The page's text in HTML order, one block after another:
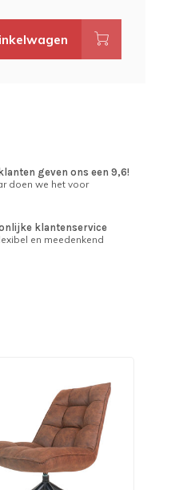
geven ons een 9,6!
doen we het voor
klantenservice
en meedenkend